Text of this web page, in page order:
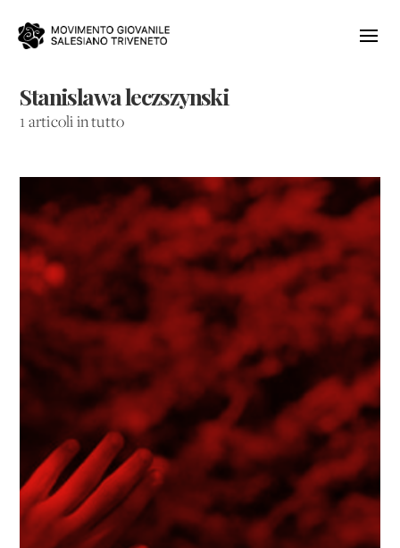
Stanislawa leczszynski
1 articoli in tutto